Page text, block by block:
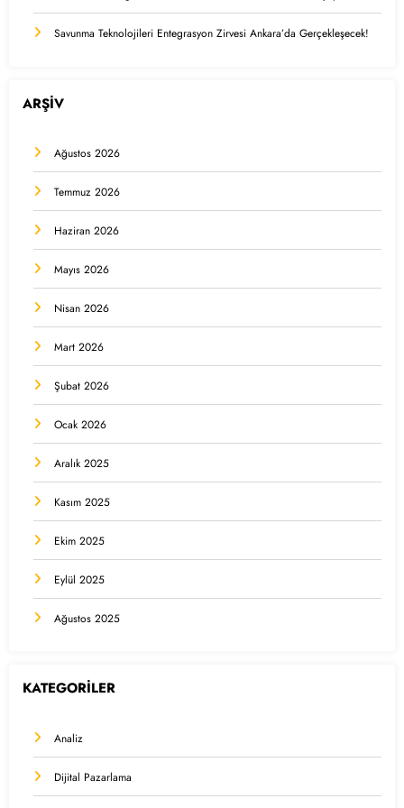
Savunma Teknolojileri Entegrasyon Zirvesi Ankara’da Gerçekleşecek!
ARŞİV
Ağustos 2026
Temmuz 2026
Haziran 2026
Mayıs 2026
Nisan 2026
Mart 2026
Şubat 2026
Ocak 2026
Aralık 2025
Kasım 2025
Ekim 2025
Eylül 2025
Ağustos 2025
KATEGORİLER
Analiz
Dijital Pazarlama